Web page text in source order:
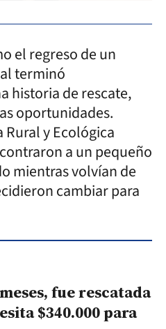
el regreso de un
terminó
historia de rescate,
oportunidades.
Rural y Ecológica
a un pequeño
mientras volvían de
cambiar para
fue rescatada
$340.000 para